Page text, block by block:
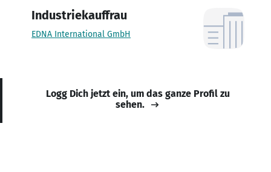
Industriekauffrau
EDNA International GmbH
Logg Dich jetzt ein, um das ganze Profil zu
sehen.